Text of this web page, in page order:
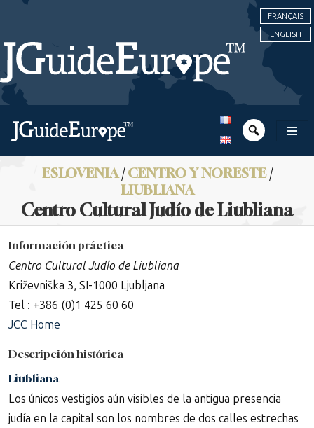
FRANÇAIS
ENGLISH
ESLOVENIA/CENTRO Y NORESTE/
LIUBLIANA
Centro Cultural Judío de Liubliana
Información práctica
Centro Cultural Judío de Liubliana
Križevniška 3, SI-1000 Ljubljana
Tel : +386 (0)1 425 60 60
JCC Home
Descripción histórica
Liubliana
Los únicos vestigios aún visibles de la antigua presencia
judía en la capital son los nombres de dos calles estrechas